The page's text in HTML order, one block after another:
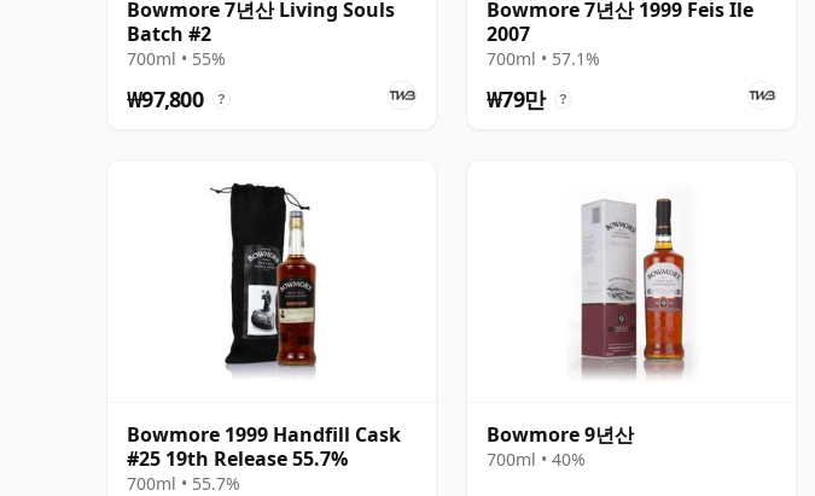
Bowmore 7년산 Living Souls
Batch #2
700ml • 55%
₩97,800 ?
Bowmore 7년산 1999 Feis Ile
2007
700ml • 57.1%
₩79만 ?
Bowmore 1999 Handfill Cask
#25 19th Release 55.7%
700ml • 55.7%
Bowmore 9년산
700ml • 40%